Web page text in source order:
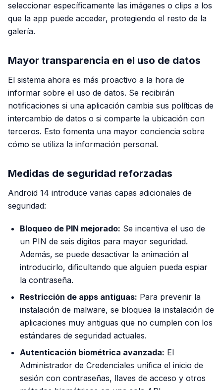
seleccionar específicamente las imágenes o clips a los
que la app puede acceder, protegiendo el resto de la
galería.
Mayor transparencia en el uso de datos
El sistema ahora es más proactivo a la hora de
informar sobre el uso de datos. Se recibirán
notificaciones si una aplicación cambia sus políticas de
intercambio de datos o si comparte la ubicación con
terceros. Esto fomenta una mayor conciencia sobre
cómo se utiliza la información personal.
Medidas de seguridad reforzadas
Android 14 introduce varias capas adicionales de
seguridad:
Bloqueo de PIN mejorado: Se incentiva el uso de
un PIN de seis dígitos para mayor seguridad.
Además, se puede desactivar la animación al
introducirlo, dificultando que alguien pueda espiar
la contraseña.
Restricción de apps antiguas: Para prevenir la
instalación de malware, se bloquea la instalación de
aplicaciones muy antiguas que no cumplen con los
estándares de seguridad actuales.
Autenticación biométrica avanzada: El
Administrador de Credenciales unifica el inicio de
sesión con contraseñas, llaves de acceso y otros